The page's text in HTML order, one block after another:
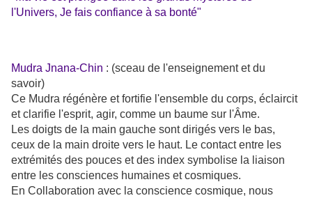
l'Univers, Je fais confiance à sa bonté"
Mudra Jnana-Chin : (sceau de l'enseignement et du
savoir)
Ce Mudra régénère et fortifie l'ensemble du corps, éclaircit
et clarifie l'esprit, agir, comme un baume sur l'Âme.
Les doigts de la main gauche sont dirigés vers le bas,
ceux de la main droite vers le haut. Le contact entre les
extrémités des pouces et des index symbolise la liaison
entre les consciences humaines et cosmiques.
En Collaboration avec la conscience cosmique, nous